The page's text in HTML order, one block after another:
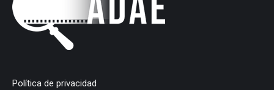
Política de privacidad